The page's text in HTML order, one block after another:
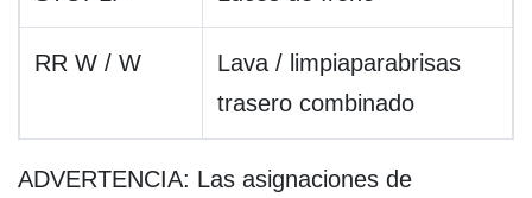
RR W / W
Lava / limpiaparabrisas
trasero combinado
ADVERTENCIA: Las asignaciones de